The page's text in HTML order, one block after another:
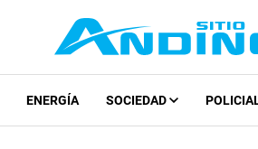
ENERGÍA SOCIEDAD